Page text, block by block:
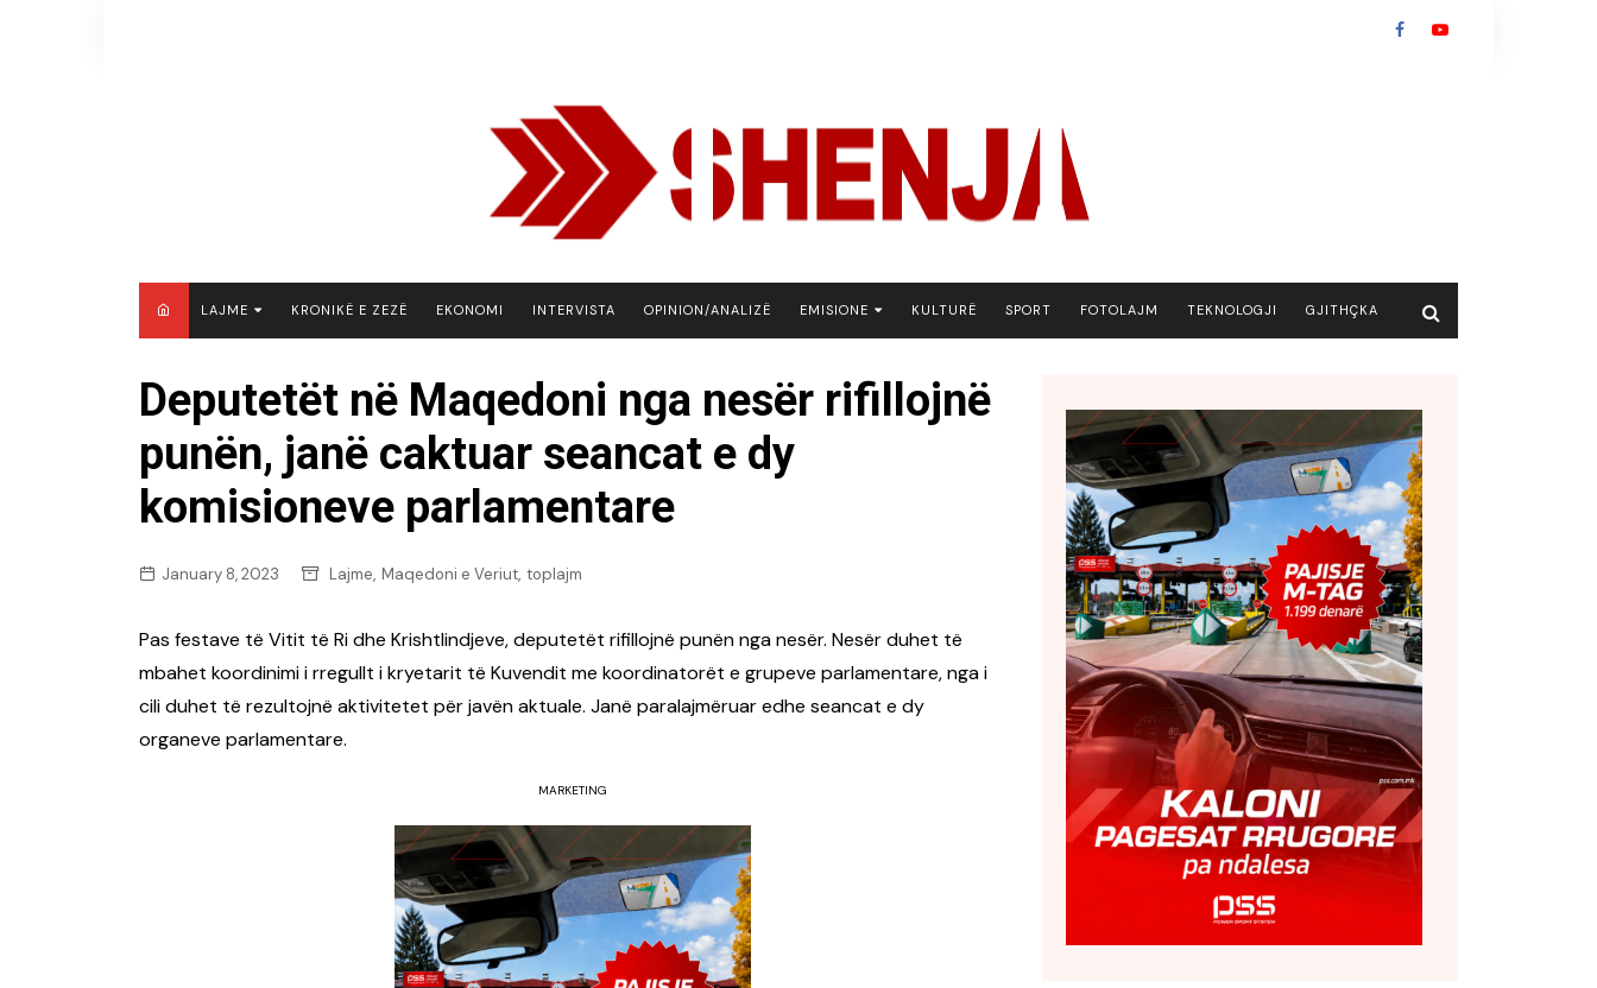
LAJME
KOSOVË
SHQIPËRI
BOTË
KRONIKË E ZEZË EKONOMI INTERVISTA OPINION/ANALIZË EMISIONE
BOTA NE FOKUS
INTERVISTA EMISION
KONAKU
KU E KISHIM FJALEN
KULTURË SPORT FOTOLAJM TEKNOLOGJI GJITHÇKA
Deputetët në Maqedoni nga nesër rifillojnë
punën, janë caktuar seancat e dy
komisioneve parlamentare
January 8, 2023 Lajme, Maqedoni e Veriut, toplajm
Pas festave të Vitit të Ri dhe Krishtlindjeve, deputetët rifillojnë punën nga nesër. Nesër duhet të
mbahet koordinimi i rregullt i kryetarit të Kuvendit me koordinatorët e grupeve parlamentare, nga i
cili duhet të rezultojnë aktivitetet për javën aktuale. Janë paralajmëruar edhe seancat e dy
organeve parlamentare.
MARKETING